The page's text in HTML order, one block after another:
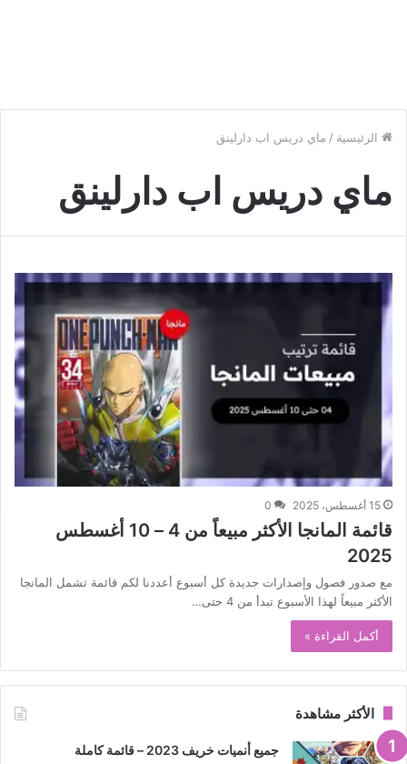
الرئيسية / ماي دريس اب دارلينق
ماي دريس اب دارلينق
15 أغسطس، 2025 0
قائمة المانجا الأكثر مبيعاً من 4 – 10 أغسطس
2025
مع صدور فصول وإصدارات جديدة كل أسبوع أعددنا لكم قائمة تشمل المانجا
الأكثر مبيعاً لهذا الأسبوع تبدأ من 4 حتى…
أكمل القراءة »
الأكثر مشاهدة
جميع أنميات خريف 2023 – قائمة كاملة